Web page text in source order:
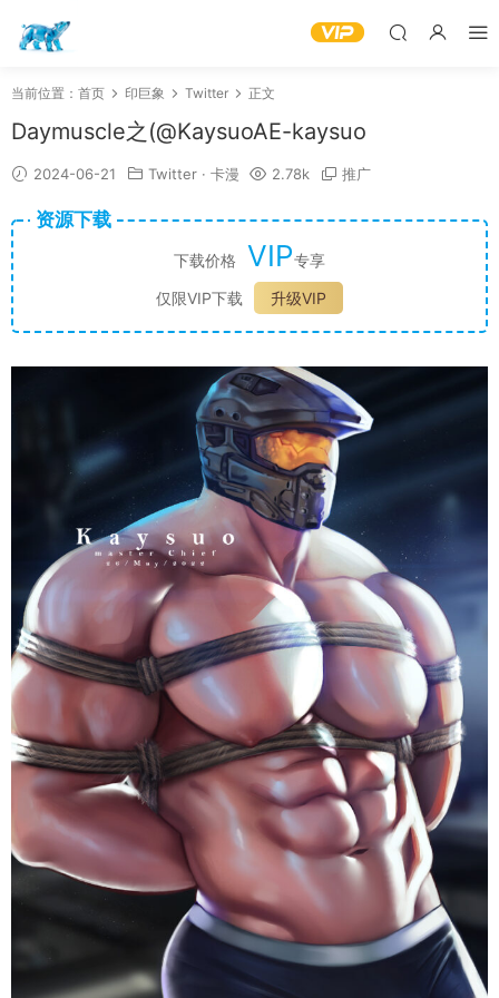
当前位置： 首页 印巨象 Twitter 正文
Daymuscle之(@KaysuoAE-kaysuo
2024-06-21 Twitter · 卡漫 2.78k 推广
资源下载
下载价格 VIP专享
仅限VIP下载
升级VIP